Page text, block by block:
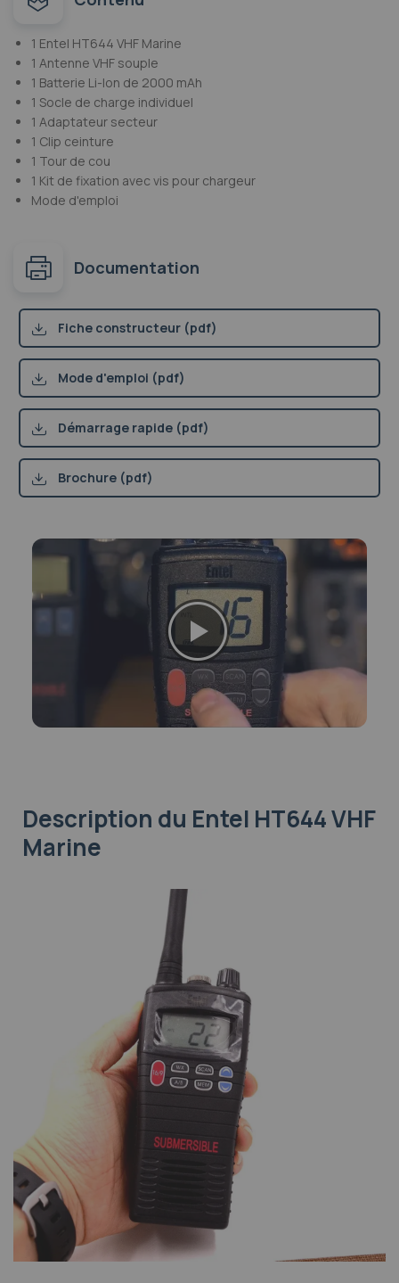
1 Entel HT644 VHF Marine
1 Antenne VHF souple
1 Batterie Li-Ion de 2000 mAh
1 Socle de charge individuel
1 Adaptateur secteur
1 Clip ceinture
1 Tour de cou
1 Kit de fixation avec vis pour chargeur
Mode d'emploi
Documentation
Fiche constructeur (pdf)
Mode d'emploi (pdf)
Démarrage rapide (pdf)
Brochure (pdf)
Description du Entel HT644 VHF
Marine